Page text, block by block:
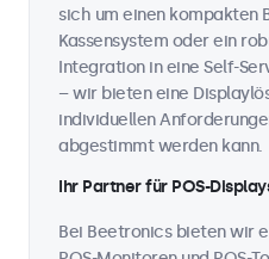
sich um einen kompakten
Kassensystem oder ein
Integration in eine Self-
– wir bieten eine
individuellen
abgestimmt werden kann.
Ihr Partner für POS-
Bei Beetronics bieten wir